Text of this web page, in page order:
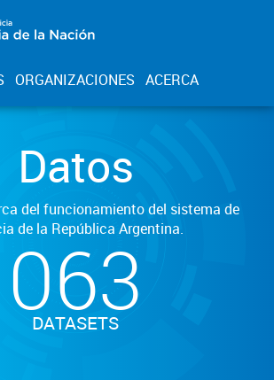
ORGANIZACIONES ACERCA
Datos
del funcionamiento del sistema de
de la República Argentina.
063
DATASETS